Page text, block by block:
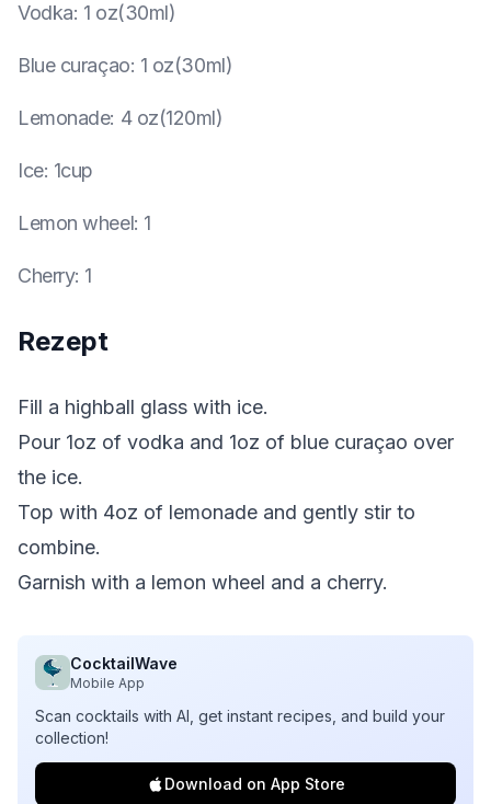
Vodka: 1 oz(30ml)
Blue curaçao: 1 oz(30ml)
Lemonade: 4 oz(120ml)
Ice: 1cup
Lemon wheel: 1
Cherry: 1
Rezept
Fill a highball glass with ice.
Pour 1oz of vodka and 1oz of blue curaçao over
the ice.
Top with 4oz of lemonade and gently stir to
combine.
Garnish with a lemon wheel and a cherry.
CocktailWave
Mobile App
Scan cocktails with AI, get instant recipes, and build your
collection!
Download on App Store